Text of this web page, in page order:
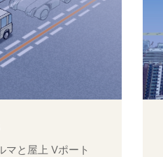
マと屋上 Vポート